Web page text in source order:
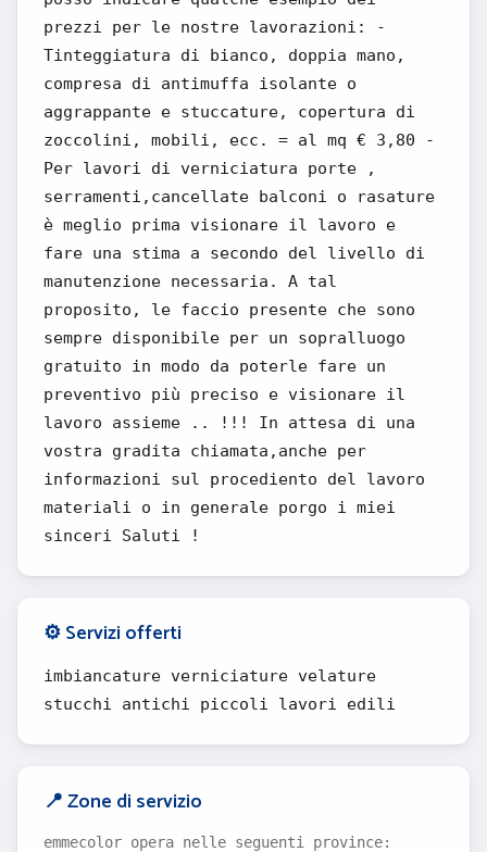
prezzi per le nostre lavorazioni: -
Tinteggiatura di bianco, doppia mano,
compresa di antimuffa isolante o
aggrappante e stuccature, copertura di
zoccolini, mobili, ecc. = al mq € 3,80 -
Per lavori di verniciatura porte ,
serramenti,cancellate balconi o rasature
è meglio prima visionare il lavoro e
fare una stima a secondo del livello di
manutenzione necessaria. A tal
proposito, le faccio presente che sono
sempre disponibile per un sopralluogo
gratuito in modo da poterle fare un
preventivo più preciso e visionare il
lavoro assieme .. !!! In attesa di una
vostra gradita chiamata,anche per
informazioni sul procediento del lavoro
materiali o in generale porgo i miei
sinceri Saluti !
⚙️ Servizi offerti
imbiancature verniciature velature
stucchi antichi piccoli lavori edili
📍 Zone di servizio
emmecolor opera nelle seguenti province: